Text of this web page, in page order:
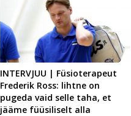
INTERVJUU | Füsioterapeut
Frederik Ross: lihtne on
pugeda vaid selle taha, et
jääme füüsiliselt alla